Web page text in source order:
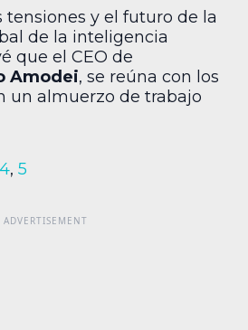
tensiones y el futuro de la
de la inteligencia
que el CEO de
Amodei, se reúna con los
un almuerzo de trabajo
4, 5